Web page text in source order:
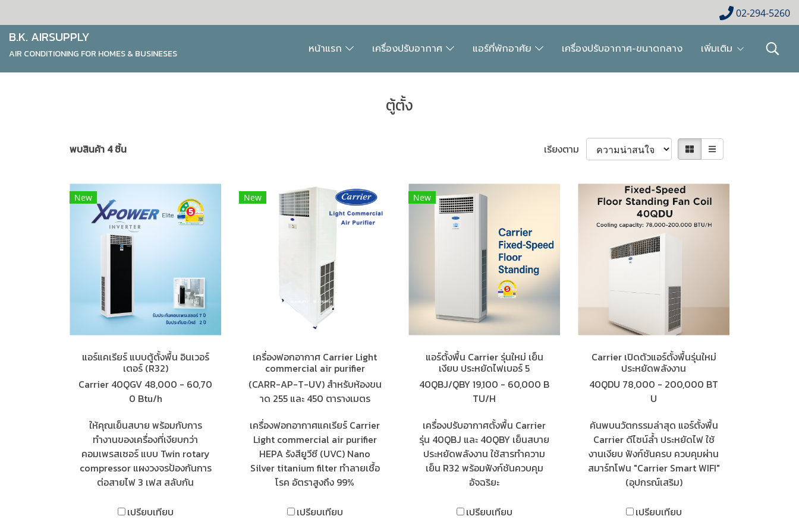
02-294-5260
B.K. AIRSUPPLY
AIR CONDITIONING FOR HOMES & BUSINESES หน้าแรก เครื่องปรับอากาศ แอร์ที่พักอาศัย เครื่องปรับอากาศ-ขนาดกลาง เพิ่มเติม
ตู้ตั้ง
พบสินค้า 4 ชิ้น เรียงตาม
New
แอร์แคเรียร์ แบบตู้ตั้งพื้น อินเวอร์
เตอร์ (R32)
Carrier 40QGV 48,000 - 60,70
0 Btu/h
ให้คุณเย็นสบาย พร้อมกับการ
ทำงานของเครื่องที่เงียบกว่า
คอมเพรสเซอร์ แบบ Twin rotary
compressor แผงวงจรป้องกันการ
ต่อสายไฟ 3 เฟส สลับกัน
เปรียบเทียบ
New
เครื่องฟอกอากาศ Carrier Light
commercial air purifier
(CARR-AP-T-UV) สำหรับห้องขน
าด 255 และ 450 ตารางเมตร
เครื่องฟอกอากาศแคเรียร์ Carrier
Light commercial air purifier
HEPA รังสียูวีซี (UVC) Nano
Silver titanium filter ทำลายเชื้อ
โรค อัตราสูงถึง 99%
เปรียบเทียบ
New
แอร์ตั้งพื้น Carrier รุ่นใหม่ เย็น
เงียบ ประหยัดไฟเบอร์ 5
40QBJ/QBY 19,100 - 60,000 B
TU/H
เครื่องปรับอากาศตั้งพื้น Carrier
รุ่น 40QBJ และ 40QBY เย็นสบาย
ประหยัดพลังงาน ใช้สารทำความ
เย็น R32 พร้อมฟังก์ชันควบคุม
อัจฉริยะ
เปรียบเทียบ
Carrier เปิดตัวแอร์ตั้งพื้นรุ่นใหม่
ประหยัดพลังงาน
40QDU 78,000 - 200,000 BT
U
ค้นพบนวัตกรรมล่าสุด แอร์ตั้งพื้น
Carrier ดีไซน์ล้ำ ประหยัดไฟ ใช้
งานเงียบ ฟังก์ชันครบ ควบคุมผ่าน
สมาร์ทโฟน "Carrier Smart WIFI"
(อุปกรณ์เสริม)
เปรียบเทียบ